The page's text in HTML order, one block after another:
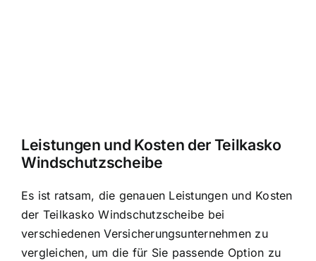
Leistungen und Kosten der Teilkasko
Windschutzscheibe
Es ist ratsam, die genauen Leistungen und Kosten
der Teilkasko Windschutzscheibe bei
verschiedenen Versicherungsunternehmen zu
vergleichen, um die für Sie passende Option zu